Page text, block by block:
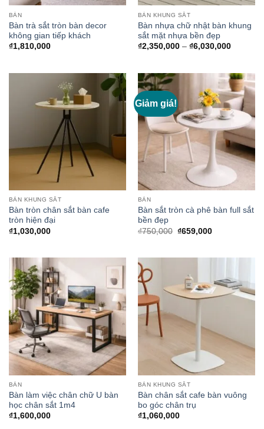
BÀN
Bàn trà sắt tròn bàn decor
không gian tiếp khách
₫1,810,000
BÀN KHUNG SẮT
Bàn nhựa chữ nhật bàn khung
sắt mặt nhựa bền đẹp
₫2,350,000 – ₫6,030,000Khoảng
đến
BÀN KHUNG SẮT
Bàn tròn chân sắt bàn cafe
tròn hiện đại
₫1,030,000
Giảm giá!
BÀN
Bàn sắt tròn cà phê bàn full sắt
bền đẹp
₫750,000 Giá
₫659,000Giá
BÀN
Bàn làm việc chân chữ U bàn
học chân sắt 1m4
₫1,600,000
BÀN KHUNG SẮT
Bàn chân sắt cafe bàn vuông
bo góc chân trụ
₫1,060,000